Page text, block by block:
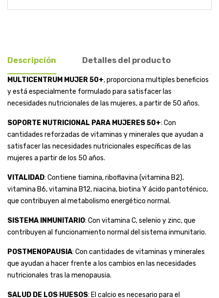
Descripción Detalles del producto
MULTICENTRUM MUJER 50+, proporciona multiples beneficios
y está especialmente formulado para satisfacer las
necesidades nutricionales de las mujeres, a partir de 50 años.
SOPORTE NUTRICIONAL PARA MUJERES 50+: Con
cantidades reforzadas de vitaminas y minerales que ayudan a
satisfacer las necesidades nutricionales específicas de las
mujeres a partir de los 50 años.
VITALIDAD: Contiene tiamina, riboflavina (vitamina B2),
vitamina B6, vitamina B12, niacina, biotina Y ácido pantoténico,
que contribuyen al metabolismo energético normal.
SISTEMA INMUNITARIO: Con vitamina C, selenio y zinc, que
contribuyen al funcionamiento normal del sistema inmunitario.
POSTMENOPAUSIA: Con cantidades de vitaminas y minerales
que ayudan a hacer frente a los cambios en las necesidades
nutricionales tras la menopausia.
SALUD DE LOS HUESOS: El calcio es necesario para el